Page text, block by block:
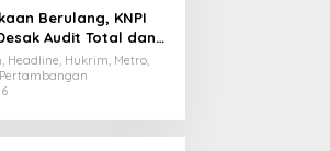
Berulang, KNPI
Audit Total dan
Hauling PT SPL
Headline, Hukrim, Metro,